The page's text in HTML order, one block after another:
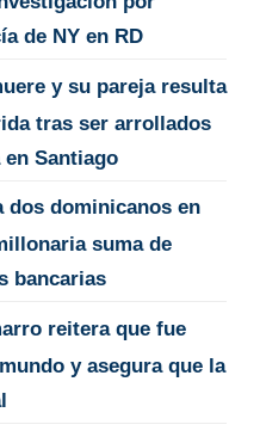
de NY en RD
y su pareja resulta
tras ser arrollados
Santiago
dos dominicanos en
suma de
bancarias
reitera que fue
y asegura que la